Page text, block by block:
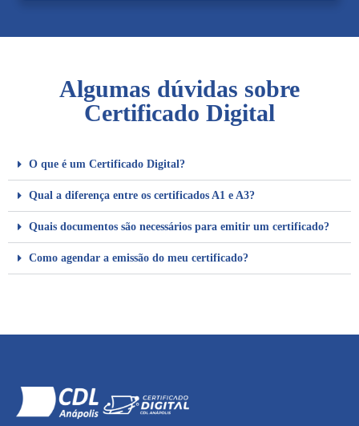
Algumas dúvidas sobre
Certificado Digital
O que é um Certificado Digital?
Qual a diferença entre os certificados A1 e A3?
Quais documentos são necessários para emitir um certificado?
Como agendar a emissão do meu certificado?